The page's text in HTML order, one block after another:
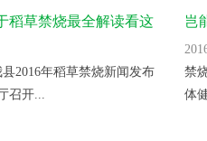
稻草禁烧最全解读看这
2016年稻草禁烧新闻发布
召开...
岂
禁
体